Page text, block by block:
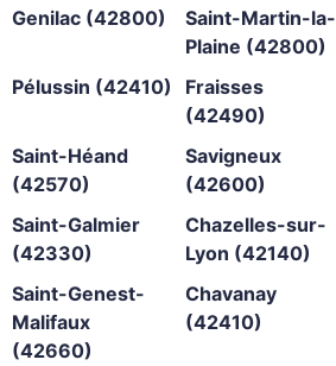
Genilac (42800)
Saint-Martin-la-
Plaine (42800)
Pélussin (42410)
Fraisses
(42490)
Saint-Héand
(42570)
Savigneux
(42600)
Saint-Galmier
(42330)
Chazelles-sur-
Lyon (42140)
Saint-Genest-
Malifaux
(42660)
Chavanay
(42410)